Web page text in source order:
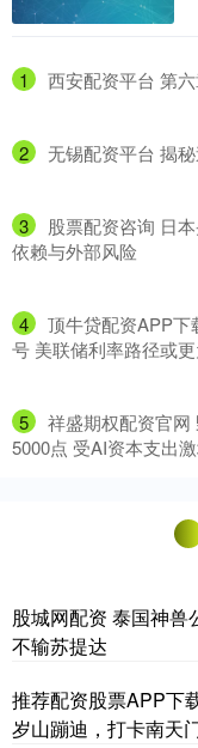
1 西安配资平台 第
2 无锡配资平台 揭
3
股票配资咨询 日
依赖与外部风险
4
顶牛贷配资APP
号 美联储利率路径或
5
祥盛期权配资官网
5000点 受AI资本支出
股城网配资 泰国神兽
不输苏提达
推荐配资股票APP下
岁山蹦迪，打卡南天